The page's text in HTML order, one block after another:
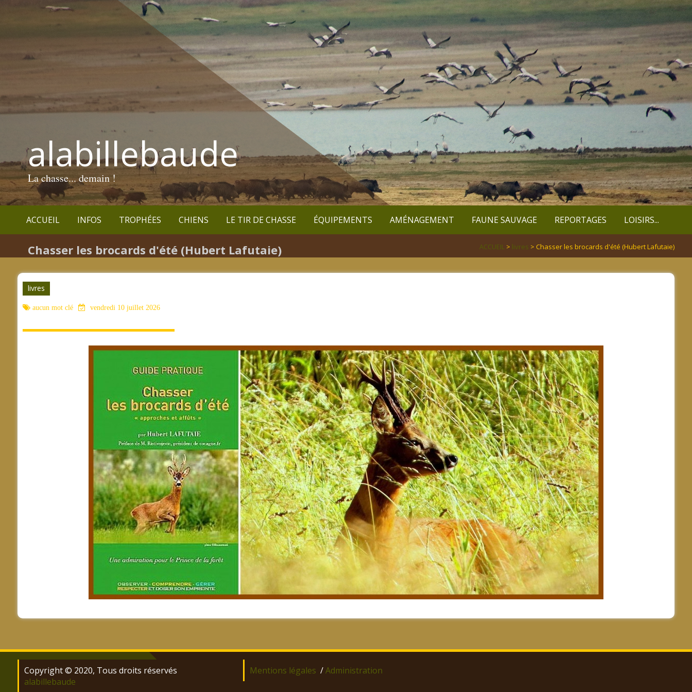
alabillebaude
La chasse... demain !
ACCUEIL INFOS TROPHÉES CHIENS LE TIR DE CHASSE ÉQUIPEMENTS AMÉNAGEMENT FAUNE SAUVAGE REPORTAGES LOISIRS...
Chasser les brocards d'été (Hubert Lafutaie) ACCUEIL > livres > Chasser les brocards d'été (Hubert Lafutaie)
livres
aucun mot clé vendredi 10 juillet 2026
Copyright © 2020, Tous droits réservés
alabillebaude
Mentions légales /Administration